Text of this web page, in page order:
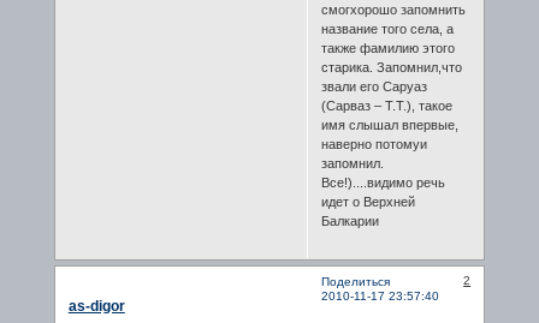
смогхорошо запомнить
название того села, а
также фамилию этого
старика. Запомнил,что
звали его Саруаз
(Сарваз – Т.Т.), такое
имя слышал впервые,
наверно потомуи
запомнил.
Все!)....видимо речь
идет о Верхней
Балкарии
Поделиться
2
2010-11-17 23:57:40
as-digor